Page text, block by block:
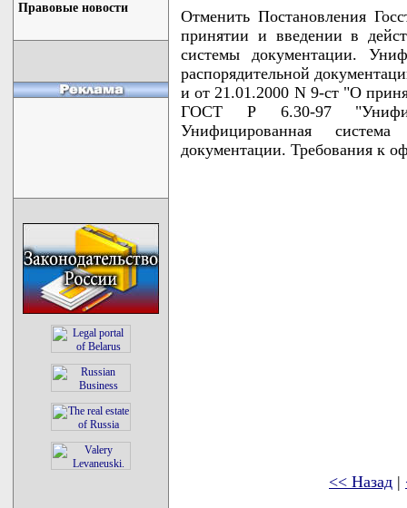
Правовые новости
Отменить Постановления
принятии и введении в
системы документации.
распорядительной
и от 21.01.2000 N 9-ст "О
ГОСТ Р 6.30-97
Унифицированная система
документации. Требования к
<< Назад |